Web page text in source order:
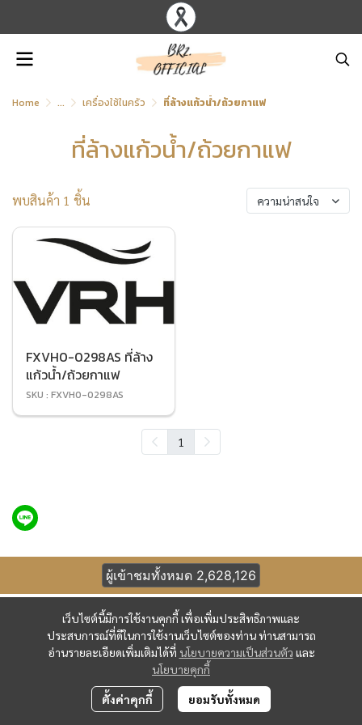
Home ... เครื่องใช้ในครัว ที่ล้างแก้วน้ำ/ถ้วยกาแฟ
ที่ล้างแก้วน้ำ/ถ้วยกาแฟ
พบสินค้า 1 ชิ้น ความน่าสนใจ
FXVH0-0298AS ที่ล้าง
แก้วน้ำ/ถ้วยกาแฟ
SKU : FXVH0-0298AS
1
เว็บไซต์นี้มีการใช้งานคุกกี้ เพื่อเพิ่มประสิทธิภาพและ
ประสบการณ์ที่ดีในการใช้งานเว็บไซต์ของท่าน ท่านสามารถ
อ่านรายละเอียดเพิ่มเติมได้ที่ นโยบายความเป็นส่วนตัว และ
นโยบายคุกกี้
ตั้งค่าคุกกี้ ยอมรับทั้งหมด
ผู้เข้าชมทั้งหมด 2,628,126